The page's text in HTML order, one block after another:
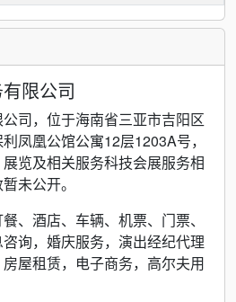
限公司
司，位于海南省三亚市吉阳区
凤凰公馆公寓12层1203A号，
览及相关服务科技会展服务相
未公开。
、酒店、车辆、机票、门票、
询，婚庆服务，演出经纪代理
屋租赁，电子商务，高尔夫用